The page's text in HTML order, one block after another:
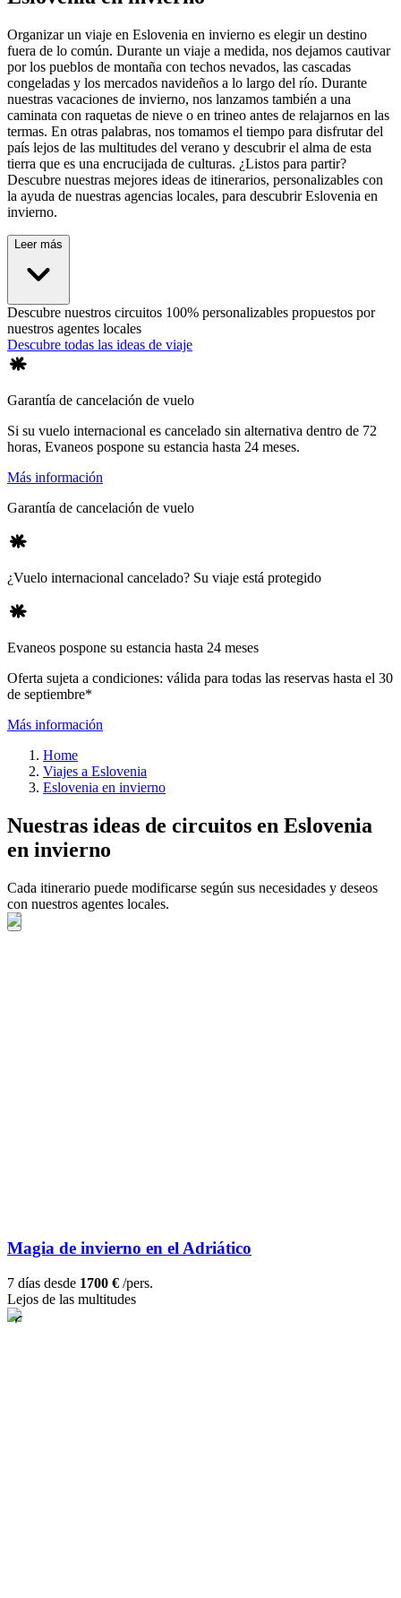
Organizar un viaje en Eslovenia en invierno es elegir un destino
fuera de lo común. Durante un viaje a medida, nos dejamos cautivar
por los pueblos de montaña con techos nevados, las cascadas
congeladas y los mercados navideños a lo largo del río. Durante
nuestras vacaciones de invierno, nos lanzamos también a una
caminata con raquetas de nieve o en trineo antes de relajarnos en las
termas. En otras palabras, nos tomamos el tiempo para disfrutar del
país lejos de las multitudes del verano y descubrir el alma de esta
tierra que es una encrucijada de culturas. ¿Listos para partir?
Descubre nuestras mejores ideas de itinerarios, personalizables con
la ayuda de nuestras agencias locales, para descubrir Eslovenia en
invierno.
Leer más
Descubre nuestros circuitos 100% personalizables propuestos por
nuestros agentes locales
Descubre todas las ideas de viaje
Garantía de cancelación de vuelo
Si su vuelo internacional es cancelado sin alternativa dentro de 72
horas, Evaneos pospone su estancia hasta 24 meses.
Más información
Garantía de cancelación de vuelo
¿Vuelo internacional cancelado? Su viaje está protegido
Evaneos pospone su estancia hasta 24 meses
Oferta sujeta a condiciones: válida para todas las reservas hasta el 30
de septiembre*
Más información
Home
Viajes a Eslovenia
Eslovenia en invierno
Nuestras ideas de circuitos en Eslovenia
en invierno
Cada itinerario puede modificarse según sus necesidades y deseos
con nuestros agentes locales.
Magia de invierno en el Adriático
7 días desde 1700 € /pers.
Lejos de las multitudes